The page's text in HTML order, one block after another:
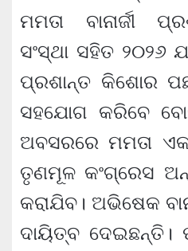
ମମତା ବାନାର୍ଜୀ
ସଂସ୍ଥା ସହିତ ୨୦୨୬
ପ୍ରଶାନ୍ତ କିଶୋର
ସହଯୋଗ କରିବେ
ଅବସରରେ ମମତା
ତୃଣମୂଳ କଂଗ୍ରେସ
କରାଯିବ। ଅଭିଷେକ
ଦାୟିତ୍ବ ଦେଇଛନ୍ତି।